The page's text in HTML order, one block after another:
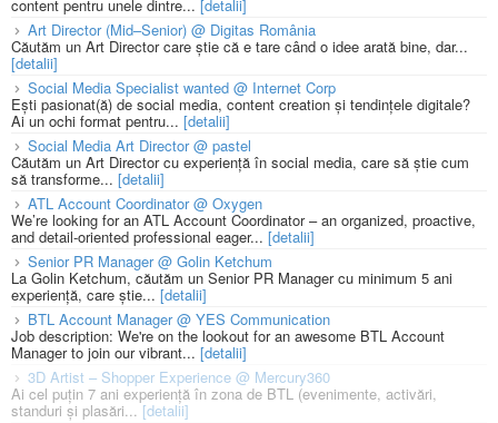
content pentru unele dintre... [detalii]
Art Director (Mid–Senior) @ Digitas România
Căutăm un Art Director care știe că e tare când o idee arată bine, dar...
[detalii]
Social Media Specialist wanted @ Internet Corp
Ești pasionat(ă) de social media, content creation și tendințele digitale?
Ai un ochi format pentru... [detalii]
Social Media Art Director @ pastel
Căutăm un Art Director cu experiență în social media, care să știe cum
să transforme... [detalii]
ATL Account Coordinator @ Oxygen
We’re looking for an ATL Account Coordinator – an organized, proactive,
and detail-oriented professional eager... [detalii]
Senior PR Manager @ Golin Ketchum
La Golin Ketchum, căutăm un Senior PR Manager cu minimum 5 ani
experiență, care știe... [detalii]
BTL Account Manager @ YES Communication
Job description: We're on the lookout for an awesome BTL Account
Manager to join our vibrant... [detalii]
3D Artist – Shopper Experience @ Mercury360
Ai cel puțin 7 ani experiență în zona de BTL (evenimente, activări,
standuri și plasări... [detalii]